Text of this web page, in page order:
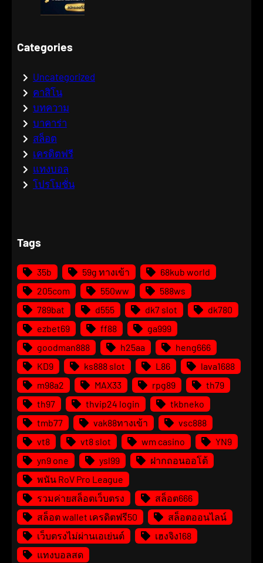
Categories
Uncategorized
คาสิโน
บทความ
บาคาร่า
สล็อต
เครดิตฟรี
แทงบอล
โปรโมชั่น
Tags
35b 59g ทางเข้า
68kub world
205com
550ww
588ws
789bat
d555 dk7 slot
dk780
ezbet69
ff88
ga999
goodman888
h25aa
heng666
KD9
ks888 slot L86
lava1688
m98a2
MAX33 rpg89
th79
th97
thvip24 login
tkbneko
tmb77
vak88ทางเข้า
vsc888
vt8
vt8 slot wm casino
YN9
yn9 one
ysl99
ฝากถอนออโต้
พนัน RoV Pro League
รวมค่ายสล็อตเว็บตรง
สล็อต666
สล็อต wallet เครดิตฟรี50
สล็อตออนไลน์
เว็บตรงไม่ผ่านเอเย่นต์
เฮงจิง168
แทงบอลสด